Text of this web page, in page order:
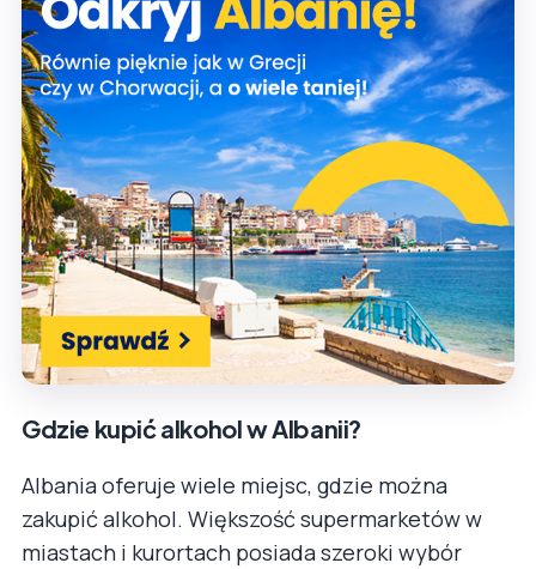
Gdzie kupić alkohol w Albanii?
Albania oferuje wiele miejsc, gdzie można
zakupić alkohol. Większość supermarketów w
miastach i kurortach posiada szeroki wybór